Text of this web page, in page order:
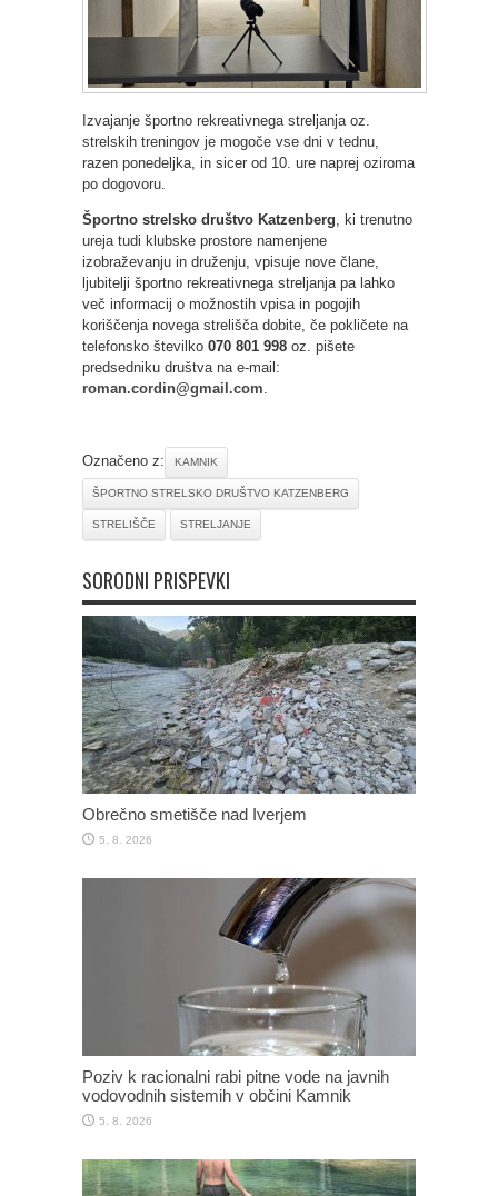
Izvajanje športno rekreativnega streljanja oz.
strelskih treningov je mogoče vse dni v tednu,
razen ponedeljka, in sicer od 10. ure naprej oziroma
po dogovoru.
Športno strelsko društvo Katzenberg , ki trenutno
ureja tudi klubske prostore namenjene
izobraževanju in druženju, vpisuje nove člane,
ljubitelji športno rekreativnega streljanja pa lahko
več informacij o možnostih vpisa in pogojih
koriščenja novega strelišča dobite, če pokličete na
telefonsko številko 070 801 998 oz. pišete
predsedniku društva na e-mail:
roman.cordin@gmail.com
Označeno z: KAMNIK
ŠPORTNO STRELSKO DRUŠTVO KATZENBERG
STRELIŠČE STRELJANJE
SORODNI PRISPEVKI
Obrečno smetišče nad Iverjem
5. 8. 2026
Poziv k racionalni rabi pitne vode na javnih
vodovodnih sistemih v občini Kamnik
5. 8. 2026